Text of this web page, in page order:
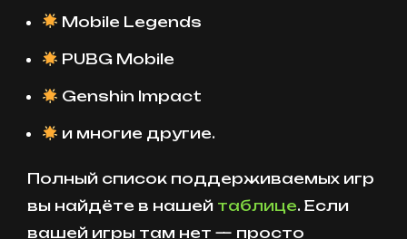
Mobile Legends
PUBG Mobile
Genshin Impact
и многие другие.
Полный список поддерживаемых игр
вы найдёте в нашей таблице. Если
вашей игры там нет — просто